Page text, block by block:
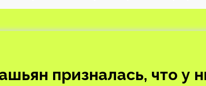
призналась, что у